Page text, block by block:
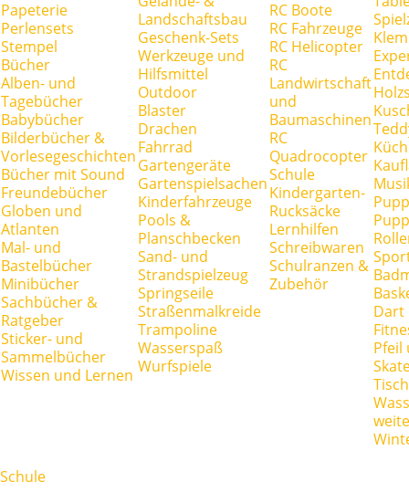
Papeterie
Perlensets
Stempel
Bücher
Alben- und
Tagebücher
Babybücher
Bilderbücher &
Vorlesegeschichten
Bücher mit Sound
Freundebücher
Globen und
Atlanten
Mal- und
Bastelbücher
Minibücher
Sachbücher &
Ratgeber
Sticker- und
Sammelbücher
Wissen und Lernen
Landschaftsbau
Geschenk-Sets
Werkzeuge und
Hilfsmittel
Outdoor
Blaster
Drachen
Fahrrad
Gartengeräte
Gartenspielsachen
Kinderfahrzeuge
Pools &
Planschbecken
Sand- und
Strandspielzeug
Springseile
Straßenmalkreide
Trampoline
Wasserspaß
Wurfspiele
RC Boote
RC Fahrzeuge
RC Helicopter
RC
Landwirtschaft
und
Baumaschinen
RC
Quadrocopter
Schule
Kindergarten-
Rucksäcke
Lernhilfen
Schreibwaren
Schulranzen &
Zubehör
Dart
Pfeil
Schule